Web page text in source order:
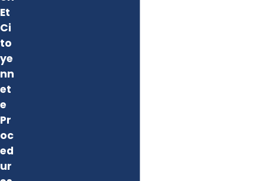
Et
Ci
to
ye
nn
et
e
Pr
oc
ed
ur